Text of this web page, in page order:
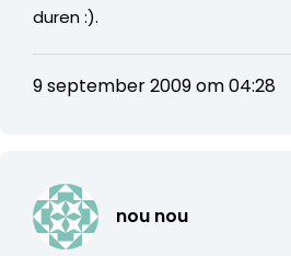
duren :).
9 september 2009 om 04:28
nou nou